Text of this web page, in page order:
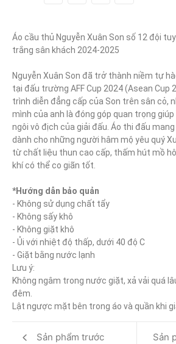
Áo cầu thủ Nguyễn Xuân Son số 12 đội
trắng sân khách 2024-2025
Nguyễn Xuân Son đã trở thành niềm tự
tại đấu trường AFF Cup 2024 (Asean Cup
trình diễn đẳng cấp của Son trên sân cỏ,
mình của anh là đóng góp quan trọng
ngôi vô địch của giải đấu. Áo thi đấu
dành cho những người hâm mộ yêu quý
từ chất liệu thun cao cấp, thấm hút mồ
khí có thể co giãn tốt.
*Hướng dẫn bảo quản
- Không sử dụng chất tẩy
- Không sấy khô
- Không giặt khô
- Ủi với nhiệt độ thấp, dưới 40 độ C
- Giặt bằng nước lạnh
Lưu ý:
Không ngâm trong nước giặt, xả vải quá
đêm.
Lật ngược mặt bên trong áo và quần khi
Sản phẩm trước Sản